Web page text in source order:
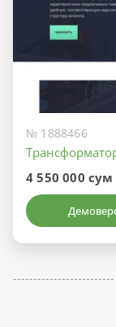
№ 1888466
4 550 000 сум